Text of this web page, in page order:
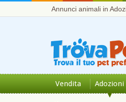
Annunci animali in
Vendita Adozioni